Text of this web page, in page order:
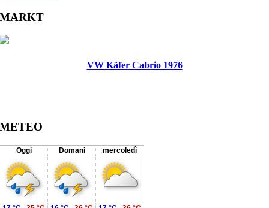
Facebook
Twitter
Reddit
LinkedIn
WhatsApp
Tumblr
Pinterest
Vk
Xing
Email
MARKT
VW Käfer Cabrio 1976
METEO
Oggi Domani mercoledì